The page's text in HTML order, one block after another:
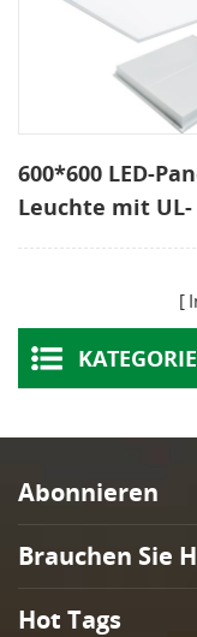
600*600 LED-
Leuchte mit UL-
Zertifizierung
Abonnieren
Brauchen Sie
Hot Tags